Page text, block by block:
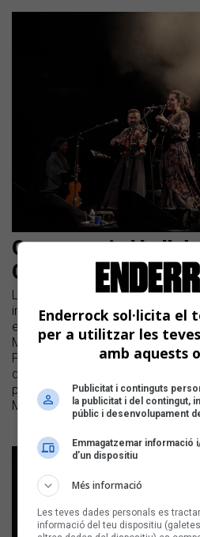
Que no pari el ball
Cruz
L'artista va presentar el seu
imposible)', al Liceu el passat
es va acompanyar per a l'ocasió
Marco Mezquida, Carlos Monfort,
Publio Delgado | Al concert, que
que el Voll Damm Barcelona
palafrugellenca, també hi van
Mercadante
Enderrock sol·licita el
per a utilitzar les
amb aquests
Publicitat i continguts
la publicitat i del contingut,
públic i desenvolupament
Emmagatzemar informació
d’un dispositiu
Més informació
Les teves dades personals es
informació del teu dispositiu